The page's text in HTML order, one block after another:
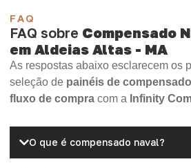
FAQ
FAQ sobre Compensado
em Aldeias Altas - MA
As respostas abaixo esclarecem os
seleção de painéis de compensado
fluxo de compra com a Infinity
O que é compensado naval?